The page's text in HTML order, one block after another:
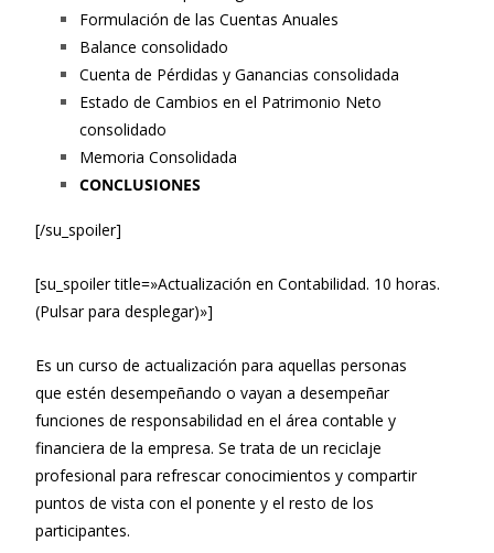
Formulación de las Cuentas Anuales
Balance consolidado
Cuenta de Pérdidas y Ganancias consolidada
Estado de Cambios en el Patrimonio Neto
consolidado
Memoria Consolidada
CONCLUSIONES
[/su_spoiler]
[su_spoiler title=»Actualización en Contabilidad. 10 horas.
(Pulsar para desplegar)»]
Es un curso de actualización para aquellas personas
que estén desempeñando o vayan a desempeñar
funciones de responsabilidad en el área contable y
financiera de la empresa. Se trata de un reciclaje
profesional para refrescar conocimientos y compartir
puntos de vista con el ponente y el resto de los
participantes.